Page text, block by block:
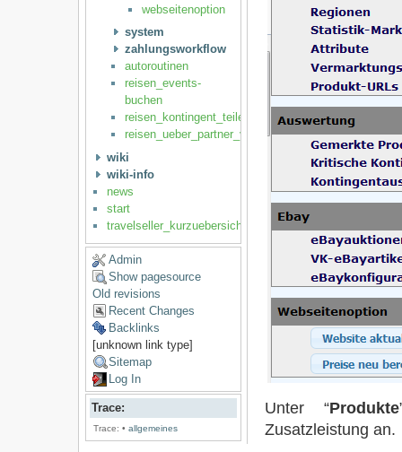
webseitenoption
system
zahlungsworkflow
autoroutinen
reisen_events-
buchen
reisen_kontingent_teilen
reisen_ueber_partner_vertreiben
wiki
wiki-info
news
start
travelseller_kurzuebersicht
Admin
Show pagesource
Old revisions
Recent Changes
Backlinks
[unknown link type]
Sitemap
Log In
Trace:
Trace: • allgemeines
Unter “Produkte
Zusatzleistung an.